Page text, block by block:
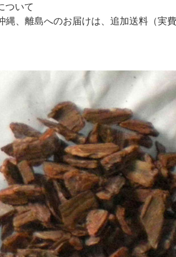
ついて
、離島へのお届けは、追加送料（実